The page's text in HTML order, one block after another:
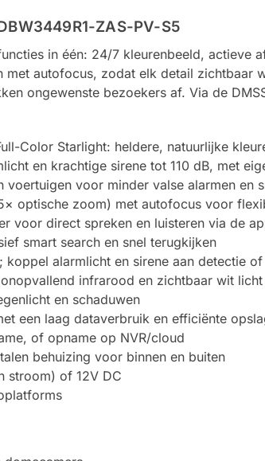
ZAS-PV-S5
in één: 24/7 kleurenbeeld, actieve
met autofocus, zodat elk detail
ongewenste bezoekers af. Via de
Color Starlight: heldere, natuurlijke
en krachtige sirene tot 110 dB, met
voertuigen voor minder valse alarmen en
optische zoom) met autofocus voor
voor direct spreken en luisteren via de
smart search en snel terugkijken
alarmlicht en sirene aan detectie of
infrarood en zichtbaar wit
en schaduwen
een laag dataverbruik en efficiënte
of opname op NVR/cloud
behuizing voor binnen en buiten
stroom) of 12V DC